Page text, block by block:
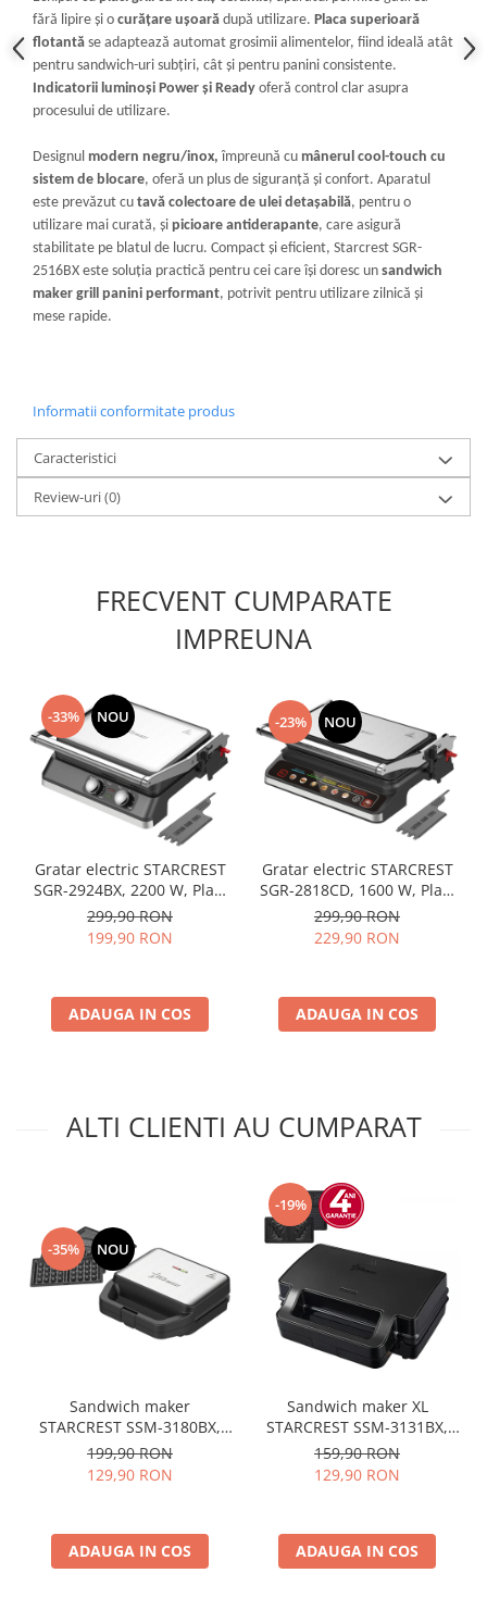
fără lipire și o curățare ușoară după utilizare. Placa superioară
flotantă se adaptează automat grosimii alimentelor, fiind ideală atât
pentru sandwich-uri subțiri, cât și pentru panini consistente.
Indicatorii luminoși Power și Ready oferă control clar asupra
procesului de utilizare.
Designul modern negru/inox, împreună cu mânerul cool-touch cu
sistem de blocare, oferă un plus de siguranță și confort. Aparatul
este prevăzut cu tavă colectoare de ulei detașabilă, pentru o
utilizare mai curată, și picioare antiderapante, care asigură
stabilitate pe blatul de lucru. Compact și eficient, Starcrest SGR-
2516BX este soluția practică pentru cei care își doresc un sandwich
maker grill panini performant, potrivit pentru utilizare zilnică și
mese rapide.
Informatii conformitate produs
Caracteristici
Review-uri(0)
FRECVENT CUMPARATE
IMPREUNA
-33% NOU
Gratar electric STARCREST
SGR-2924BX, 2200 W, Placi
grill cu invelis ceramic,
Termostat reglabil, Timer,
cm, Spatula curatare,
Negru/Inox
299,90 RON
199,90 RON
ADAUGA IN COS
-23% NOU
Gratar electric STARCREST
SGR-2818CD, 1600 W, Placi
detasabile cu invelis
ceramic, Control digital, 7
Suprafata de gatire 28.8 x
18.4 cm, Spatula curata
299,90 RON
229,90 RON
ADAUGA IN COS
ALTI CLIENTI AU CUMPARAT
-35% NOU
Sandwich maker
STARCREST SSM-3180BX,
800 W, 3 tipuri de placi
detasabile cu invelis
placi 21.6 x 12 cm,
Negru/Inox
199,90 RON
129,90 RON
ADAUGA IN COS
-19%
Sandwich maker XL
STARCREST SSM-3131BX,
1000 W, 3 placi detasabile
antiadezive: sandwich,
159,90 RON
129,90 RON
ADAUGA IN COS